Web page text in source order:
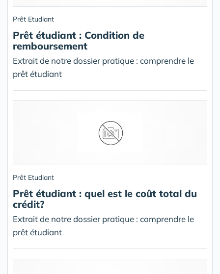
Prêt Etudiant
Prêt étudiant : Condition de
remboursement
Extrait de notre dossier pratique : comprendre le
prêt étudiant
Prêt Etudiant
Prêt étudiant : quel est le coût total du
crédit?
Extrait de notre dossier pratique : comprendre le
prêt étudiant